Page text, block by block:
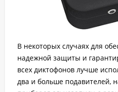
В некоторых случаях для
надежной защиты и
всех диктофонов лучше
два и больше подавителей,